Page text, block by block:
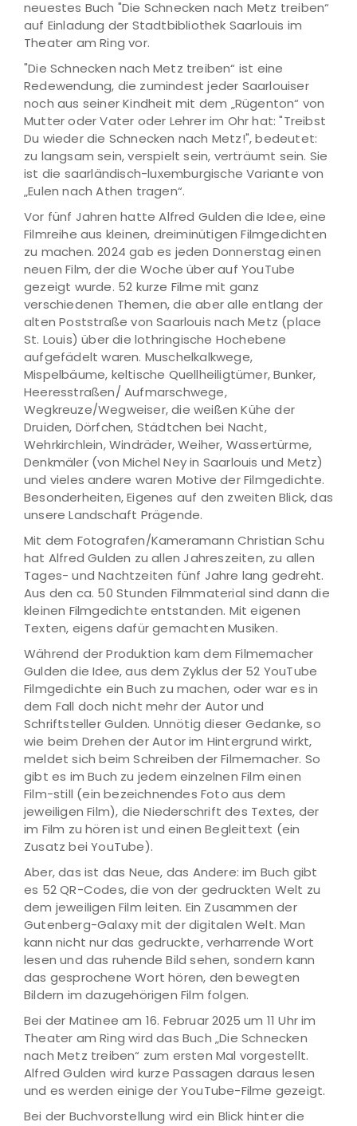
neuestes Buch "Die Schnecken nach Metz treiben“
auf Einladung der Stadtbibliothek Saarlouis im
Theater am Ring vor.
"Die Schnecken nach Metz treiben“ ist eine
Redewendung, die zumindest jeder Saarlouiser
noch aus seiner Kindheit mit dem „Rügenton“ von
Mutter oder Vater oder Lehrer im Ohr hat: "Treibst
Du wieder die Schnecken nach Metz!", bedeutet:
zu langsam sein, verspielt sein, verträumt sein. Sie
ist die saarländisch-luxemburgische Variante von
„Eulen nach Athen tragen“.
Vor fünf Jahren hatte Alfred Gulden die Idee, eine
Filmreihe aus kleinen, dreiminütigen Filmgedichten
zu machen. 2024 gab es jeden Donnerstag einen
neuen Film, der die Woche über auf YouTube
gezeigt wurde. 52 kurze Filme mit ganz
verschiedenen Themen, die aber alle entlang der
alten Poststraße von Saarlouis nach Metz (place
St. Louis) über die lothringische Hochebene
aufgefädelt waren. Muschelkalkwege,
Mispelbäume, keltische Quellheiligtümer, Bunker,
Heeresstraßen/ Aufmarschwege,
Wegkreuze/Wegweiser, die weißen Kühe der
Druiden, Dörfchen, Städtchen bei Nacht,
Wehrkirchlein, Windräder, Weiher, Wassertürme,
Denkmäler (von Michel Ney in Saarlouis und Metz)
und vieles andere waren Motive der Filmgedichte.
Besonderheiten, Eigenes auf den zweiten Blick, das
unsere Landschaft Prägende.
Mit dem Fotografen/Kameramann Christian Schu
hat Alfred Gulden zu allen Jahreszeiten, zu allen
Tages- und Nachtzeiten fünf Jahre lang gedreht.
Aus den ca. 50 Stunden Filmmaterial sind dann die
kleinen Filmgedichte entstanden. Mit eigenen
Texten, eigens dafür gemachten Musiken.
Während der Produktion kam dem Filmemacher
Gulden die Idee, aus dem Zyklus der 52 YouTube
Filmgedichte ein Buch zu machen, oder war es in
dem Fall doch nicht mehr der Autor und
Schriftsteller Gulden. Unnötig dieser Gedanke, so
wie beim Drehen der Autor im Hintergrund wirkt,
meldet sich beim Schreiben der Filmemacher. So
gibt es im Buch zu jedem einzelnen Film einen
Film-still (ein bezeichnendes Foto aus dem
jeweiligen Film), die Niederschrift des Textes, der
im Film zu hören ist und einen Begleittext (ein
Zusatz bei YouTube).
Aber, das ist das Neue, das Andere: im Buch gibt
es 52 QR-Codes, die von der gedruckten Welt zu
dem jeweiligen Film leiten. Ein Zusammen der
Gutenberg-Galaxy mit der digitalen Welt. Man
kann nicht nur das gedruckte, verharrende Wort
lesen und das ruhende Bild sehen, sondern kann
das gesprochene Wort hören, den bewegten
Bildern im dazugehörigen Film folgen.
Bei der Matinee am 16. Februar 2025 um 11 Uhr im
Theater am Ring wird das Buch „Die Schnecken
nach Metz treiben“ zum ersten Mal vorgestellt.
Alfred Gulden wird kurze Passagen daraus lesen
und es werden einige der YouTube-Filme gezeigt.
Bei der Buchvorstellung wird ein Blick hinter die